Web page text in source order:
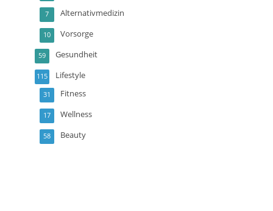
Alternativmedizin
7
Vorsorge
10
Gesundheit
59
Lifestyle
115
Fitness
31
Wellness
17
Beauty
58